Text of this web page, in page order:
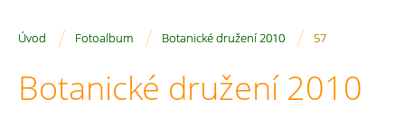
Úvod / Fotoalbum / Botanické družení 2010 / 57
Botanické družení 2010